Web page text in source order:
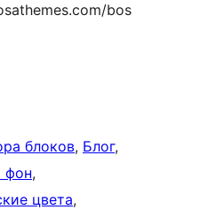
bos
блоков, Блог
фон
цвета